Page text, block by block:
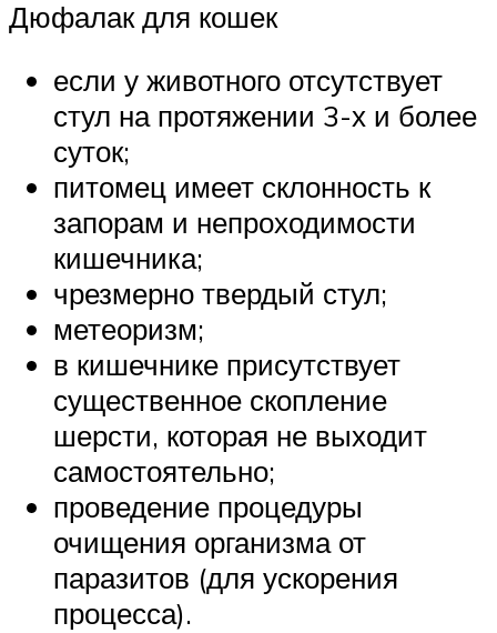
Дюфалак для кошек
если у животного отсутствует
стул на протяжении 3-х и более
суток;
питомец имеет склонность к
запорам и непроходимости
кишечника;
чрезмерно твердый стул;
метеоризм;
в кишечнике присутствует
существенное скопление
шерсти, которая не выходит
самостоятельно;
проведение процедуры
очищения организма от
паразитов (для ускорения
процесса).